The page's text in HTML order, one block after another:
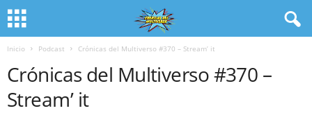
Inicio Podcast Crónicas del Multiverso #370 – Stream’ it
Crónicas del Multiverso #370 –
Stream’ it